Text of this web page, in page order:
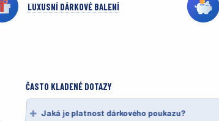
LUXUSNÍ DÁRKOVÉ BALENÍ
ČASTO KLADENÉ DOTAZY
Jaká je platnost dárkového poukazu?